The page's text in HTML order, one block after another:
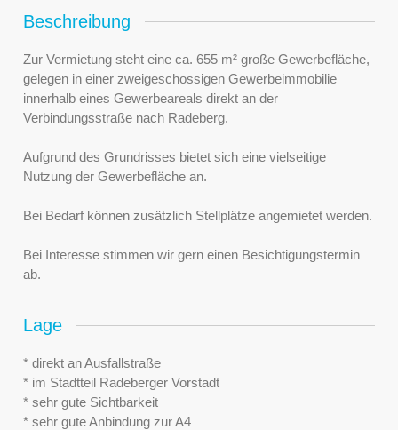
Beschreibung
Zur Vermietung steht eine ca. 655 m² große Gewerbefläche,
gelegen in einer zweigeschossigen Gewerbeimmobilie
innerhalb eines Gewerbeareals direkt an der
Verbindungsstraße nach Radeberg.
Aufgrund des Grundrisses bietet sich eine vielseitige
Nutzung der Gewerbefläche an.
Bei Bedarf können zusätzlich Stellplätze angemietet werden.
Bei Interesse stimmen wir gern einen Besichtigungstermin
ab.
Lage
* direkt an Ausfallstraße
* im Stadtteil Radeberger Vorstadt
* sehr gute Sichtbarkeit
* sehr gute Anbindung zur A4